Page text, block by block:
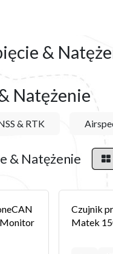
&
Natężenie
& RTK
& Natężenie
Czujnik
Matek